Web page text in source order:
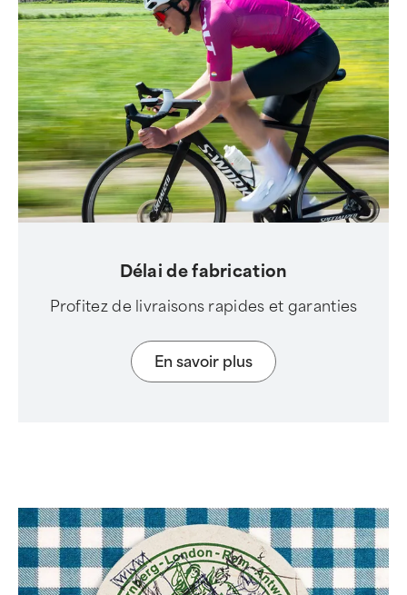
Délai de fabrication
Profitez de livraisons rapides et garanties
En savoir plus